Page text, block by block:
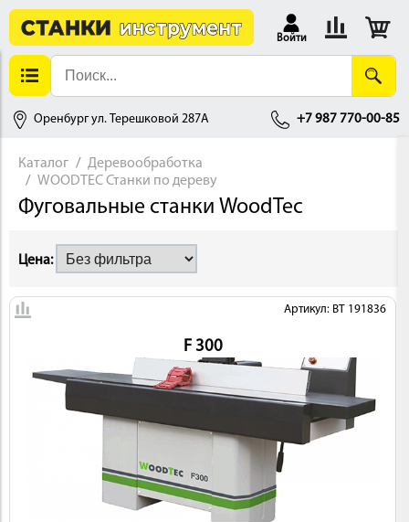
Войти
Оренбург ул. Терешковой 287А +7 987 770-00-85
ДЕРЕВООБРАБОТКА
Каталог
Деревообработка
WOODTEC Станки по дереву
Фуговальные станки WoodTec
Цена:
Артикул: BT 191836
F 300